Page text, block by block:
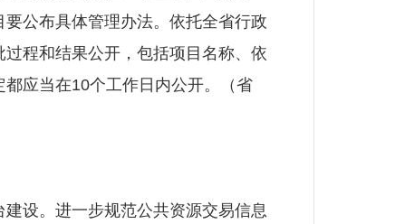
公布具体管理办法。依托全省行政
程和结果公开，包括项目名称、依
应当在10个工作日内公开。（省
设。进一步规范公共资源交易信息